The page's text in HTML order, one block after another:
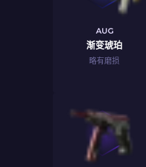
AUG
渐变琥珀
略有磨损